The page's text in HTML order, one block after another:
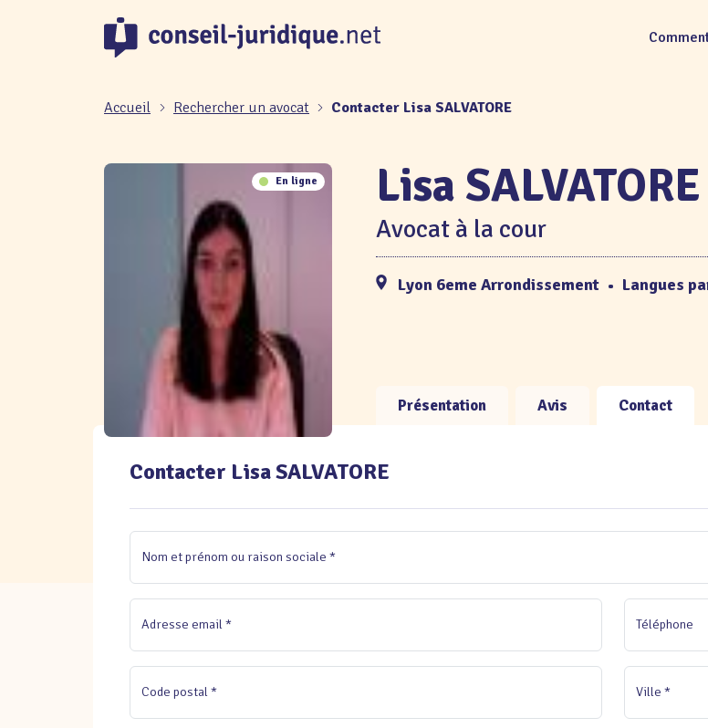
Accueil Rechercher un avocat Contacter Lisa SALVATORE
En ligne Lisa SALVATORE
Avocat à la cour
Lyon 6eme Arrondissement • Langues
Présentation Avis Contact
Contacter Lisa SALVATORE
Nom et prénom ou raison sociale *
Adresse email * Téléphone
Code postal * Ville *